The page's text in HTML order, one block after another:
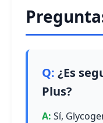
¿Es
Plus?
Sí,